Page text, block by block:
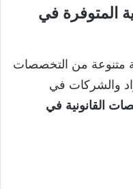
المتوفرة في
متنوعة من التخصصات
والشركات في
القانونية في